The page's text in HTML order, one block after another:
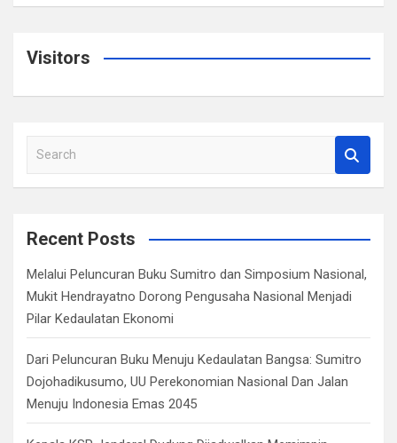
Visitors
a
c
Recent Posts
Melalui Peluncuran Buku Sumitro dan Simposium Nasional,
Mukit Hendrayatno Dorong Pengusaha Nasional Menjadi
Pilar Kedaulatan Ekonomi
Dari Peluncuran Buku Menuju Kedaulatan Bangsa: Sumitro
Dojohadikusumo, UU Perekonomian Nasional Dan Jalan
Menuju Indonesia Emas 2045